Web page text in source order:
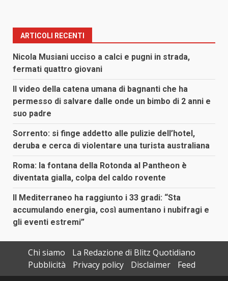
ARTICOLI RECENTI
Nicola Musiani ucciso a calci e pugni in strada,
fermati quattro giovani
Il video della catena umana di bagnanti che ha
permesso di salvare dalle onde un bimbo di 2 anni e
suo padre
Sorrento: si finge addetto alle pulizie dell’hotel,
deruba e cerca di violentare una turista australiana
Roma: la fontana della Rotonda al Pantheon è
diventata gialla, colpa del caldo rovente
Il Mediterraneo ha raggiunto i 33 gradi: “Sta
accumulando energia, così aumentano i nubifragi e
gli eventi estremi”
Chi siamo
La Redazione di Blitz Quotidiano
Pubblicità
Privacy policy Disclaimer Feed